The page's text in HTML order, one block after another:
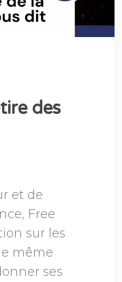
des
et de
Free
sur les
même
ses